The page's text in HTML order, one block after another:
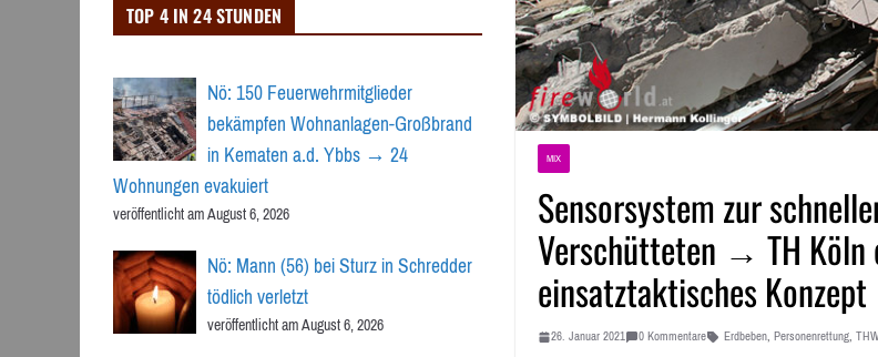
MIX
Sensorsystem zur
Verschütteten → TH Köln
einsatztaktisches Konzept
26. Januar 2021 0 Kommentare Erdbeben, Personenrettung,
TOP 4 IN 24 STUNDEN
Nö: 150 Feuerwehrmitglieder
bekämpfen Wohnanlagen-Großbrand
in Kematen a.d. Ybbs → 24
Wohnungen evakuiert
veröffentlicht am August 6, 2026
Nö: Mann (56) bei Sturz in Schredder
tödlich verletzt
veröffentlicht am August 6, 2026